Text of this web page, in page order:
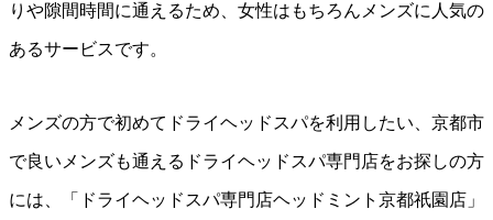
りや隙間時間に通えるため、女性はもちろんメンズに人気の
あるサービスです。
メンズの方で初めてドライヘッドスパを利用したい、京都市
で良いメンズも通えるドライヘッドスパ専門店をお探しの方
には、「ドライヘッドスパ専門店ヘッドミント京都祇園店」